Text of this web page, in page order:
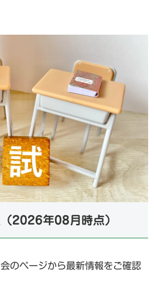
2026年08月時点）
のページから最新情報をご確認